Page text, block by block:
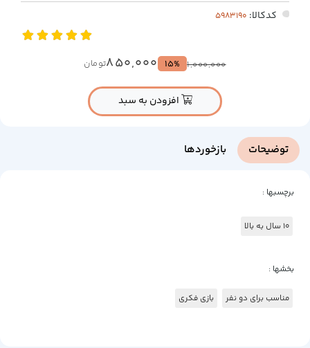
کدکالا:
1,000,000
15%
850,000تومان
افزودن به سبد
توضیحات بازخوردها
برچسبها :
10 سال به بالا
بخشها :
مناسب برای دو نفر بازی فکری